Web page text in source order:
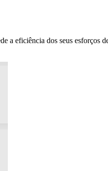
a eficiência dos seus esforços